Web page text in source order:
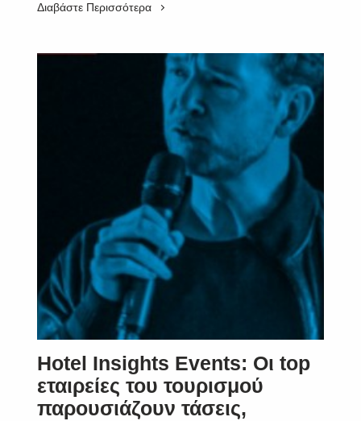
Διαβάστε Περισσότερα
Hotel Insights Events: Οι top
εταιρείες του τουρισμού
παρουσιάζουν τάσεις,